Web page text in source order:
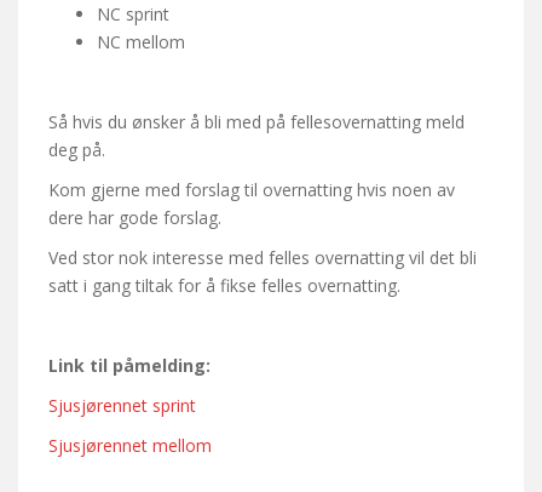
NC sprint
NC mellom
Så hvis du ønsker å bli med på fellesovernatting meld
deg på.
Kom gjerne med forslag til overnatting hvis noen av
dere har gode forslag.
Ved stor nok interesse med felles overnatting vil det bli
satt i gang tiltak for å fikse felles overnatting.
Link til påmelding:
Sjusjørennet sprint
Sjusjørennet mellom